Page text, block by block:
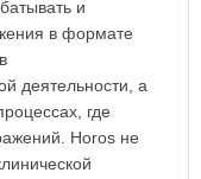
и
в формате
деятельности, а
где
Horos не